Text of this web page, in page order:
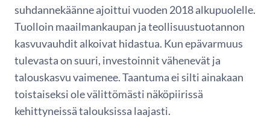
suhdannekäänne ajoittui vuoden 2018 alkupuolelle.
Tuolloin maailmankaupan ja teollisuustuotannon
kasvuvauhdit alkoivat hidastua. Kun epävarmuus
tulevasta on suuri, investoinnit vähenevät ja
talouskasvu vaimenee. Taantuma ei silti ainakaan
toistaiseksi ole välittömästi näköpiirissä
kehittyneissä talouksissa laajasti.